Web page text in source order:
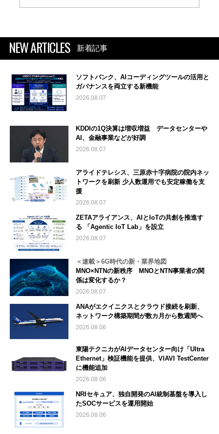
NEW ARTICLES 新着記事
ソフトバンク、AIコーディングツールの活用と
ガバナンスを両立する新機能
2026.08.07
KDDIの1Q決算は増収増益 データセンターや
AI、金融事業などが好調
2026.08.07
アライドテレシス、三原赤十字病院の院内ネッ
トワークを刷新 少人数運用でも安定稼働を支
援
2026.08.07
ZETAアライアンス、AIとIoTの共創を推進す
る 「Agentic IoT Lab」を設立
2026.08.07
＜連載＞6G時代の新・業界地図
MNO×NTNの新秩序 MNOとNTN事業者の関
係は変化するか？
2026.08.07
ANAがエクイニクスとクラウド接続を刷新、
ネットワーク構築期間が数カ月から数週間へ
2026.08.06
東陽テクニカがAIデータセンター向け「Ultra
Ethernet」検証機能を提供、VIAVI TestCenter
に機能追加
2026.08.06
NRIセキュア、独自開発のAI統制基盤を導入し
たSOCサービスを運用開始
2026.08.06